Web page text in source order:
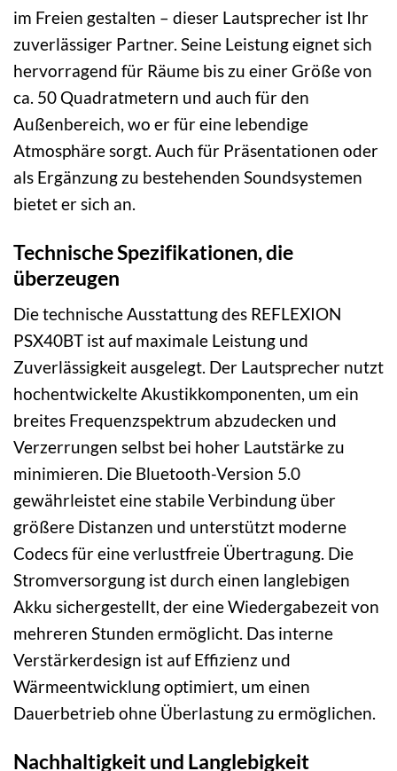
im Freien gestalten – dieser Lautsprecher ist Ihr
zuverlässiger Partner. Seine Leistung eignet sich
hervorragend für Räume bis zu einer Größe von
ca. 50 Quadratmetern und auch für den
Außenbereich, wo er für eine lebendige
Atmosphäre sorgt. Auch für Präsentationen oder
als Ergänzung zu bestehenden Soundsystemen
bietet er sich an.
Technische Spezifikationen, die
überzeugen
Die technische Ausstattung des REFLEXION
PSX40BT ist auf maximale Leistung und
Zuverlässigkeit ausgelegt. Der Lautsprecher nutzt
hochentwickelte Akustikkomponenten, um ein
breites Frequenzspektrum abzudecken und
Verzerrungen selbst bei hoher Lautstärke zu
minimieren. Die Bluetooth-Version 5.0
gewährleistet eine stabile Verbindung über
größere Distanzen und unterstützt moderne
Codecs für eine verlustfreie Übertragung. Die
Stromversorgung ist durch einen langlebigen
Akku sichergestellt, der eine Wiedergabezeit von
mehreren Stunden ermöglicht. Das interne
Verstärkerdesign ist auf Effizienz und
Wärmeentwicklung optimiert, um einen
Dauerbetrieb ohne Überlastung zu ermöglichen.
Nachhaltigkeit und Langlebigkeit